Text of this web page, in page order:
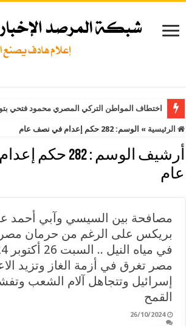
اختطاف المواطن التركي المصري محمود فتحي
الرئيسية » الوسم: 282 حكم إعدام في نصف عام
أرشيف الوسم :
282 حكم
عام
مصافحة بين السيسي وآبي أحمد
بريكس على الرغم من حرمان
مصر تغرق في أزمة الغاز وتزيد
إسرائيل وتتجاهل آلام الشعب
القمح
26/10/2024